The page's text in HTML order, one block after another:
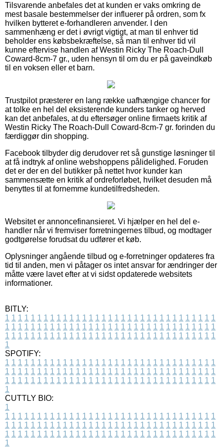
Tilsvarende anbefales det at kunden er vaks omkring de
mest basale bestemmelser der influerer på ordren, som fx
hvilken bytteret e-forhandleren anvender. I den
sammenhæng er det i øvrigt vigtigt, at man til enhver tid
beholder ens købsbekræftelse, så man til enhver tid vil
kunne eftervise handlen af Westin Ricky The Roach-Dull
Coward-8cm-7 gr., uden hensyn til om du er på gaveindkøb
til en voksen eller et barn.
Trustpilot præsterer en lang række uafhængige chancer for
at tolke en hel del eksisterende kunders tanker og herved
kan det anbefales, at du eftersøger online firmaets kritik af
Westin Ricky The Roach-Dull Coward-8cm-7 gr. forinden du
færdiggør din shopping.
Facebook tilbyder dig derudover ret så gunstige løsninger til
at få indtryk af online webshoppens pålidelighed. Foruden
det er der en del butikker på nettet hvor kunder kan
sammensætte en kritik af ordreforløbet, hvilket desuden må
benyttes til at fornemme kundetilfredsheden.
Websitet er annoncefinansieret. Vi hjælper en hel del e-
handler når vi fremviser forretningernes tilbud, og modtager
godtgørelse forudsat du udfører et køb.
Oplysninger angående tilbud og e-forretninger opdateres fra
tid til anden, men vi påtager os intet ansvar for ændringer der
måtte være lavet efter at vi sidst opdaterede websitets
informationer.
BITLY:
1 1 1 1 1 1 1 1 1 1 1 1 1 1 1 1 1 1 1 1 1 1 1 1 1 1 1 1 1 1 1 1 1
1 1 1 1 1 1 1 1 1 1 1 1 1 1 1 1 1 1 1 1 1 1 1 1 1 1 1 1 1 1 1 1 1
1 1 1 1 1 1 1 1 1 1 1 1 1 1 1 1 1 1 1 1 1 1 1 1 1 1 1 1 1 1 1 1 1
1
SPOTIFY:
1 1 1 1 1 1 1 1 1 1 1 1 1 1 1 1 1 1 1 1 1 1 1 1 1 1 1 1 1 1 1 1 1
1 1 1 1 1 1 1 1 1 1 1 1 1 1 1 1 1 1 1 1 1 1 1 1 1 1 1 1 1 1 1 1 1
1 1 1 1 1 1 1 1 1 1 1 1 1 1 1 1 1 1 1 1 1 1 1 1 1 1 1 1 1 1 1 1 1
1
CUTTLY BIO:
1
1 1 1 1 1 1 1 1 1 1 1 1 1 1 1 1 1 1 1 1 1 1 1 1 1 1 1 1 1 1 1 1 1
1 1 1 1 1 1 1 1 1 1 1 1 1 1 1 1 1 1 1 1 1 1 1 1 1 1 1 1 1 1 1 1 1
1 1 1 1 1 1 1 1 1 1 1 1 1 1 1 1 1 1 1 1 1 1 1 1 1 1 1 1 1 1 1 1 1
1